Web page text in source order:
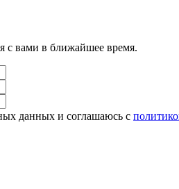
с вами в ближайшее время.
данных и соглашаюсь с